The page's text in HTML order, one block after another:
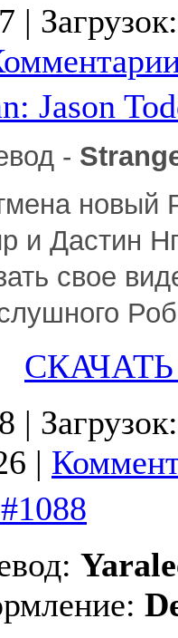
|
Jason
-
новый
и Дастин
свое
|
|